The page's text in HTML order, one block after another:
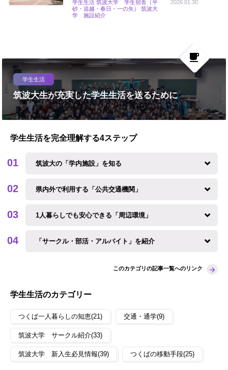
2026.01.30
学生生活 筑波大学 学生宿舎（平
砂・追越・春日・一の矢） 筑波大
学 施設紹介
local_cafe
学生生活
筑波大生が充実した学生生活を送るために
学生生活を完全理解する4ステップ
筑波大の「学内施設」を知る
県内外で利用する「公共交通機関」
1人暮らしでも安心できる「周辺環境」
「サークル・部活・アルバイト」を紹介
このカテゴリの記事一覧へのリンク
学生生活のカテゴリー
つくば一人暮らしの知恵(21) 交通・通学(9)
筑波大学 サークル紹介(33)
筑波大学 新入生必見情報(39) つくばの移動手段(25)